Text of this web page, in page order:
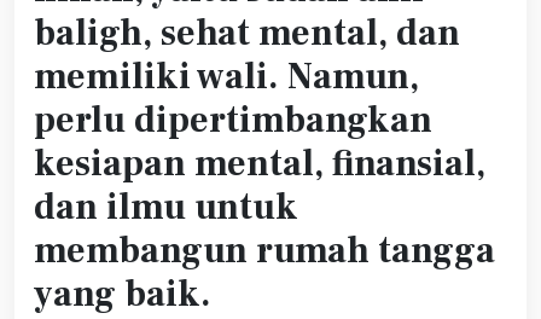
baligh, sehat mental, dan
memiliki wali. Namun,
perlu dipertimbangkan
kesiapan mental, finansial,
dan ilmu untuk
membangun rumah tangga
yang baik.